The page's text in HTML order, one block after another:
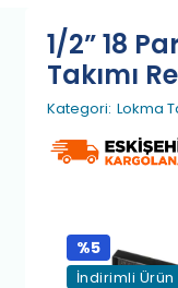
1/2” 18
Takımı
Kategori: Lokma
%5
İndirimli Ürün